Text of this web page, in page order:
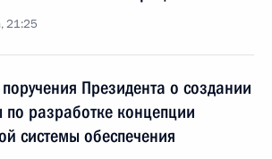
21:25
Президента о создании
по разработке концепции
системы обеспечения